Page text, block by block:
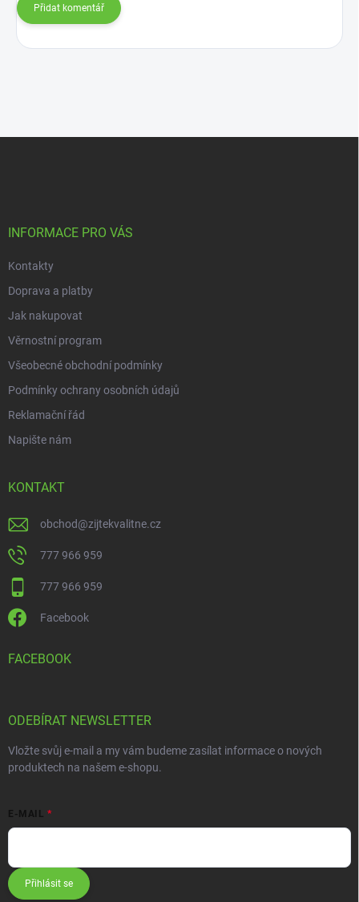
Přidat komentář
INFORMACE PRO VÁS
Kontakty
Doprava a platby
Jak nakupovat
Věrnostní program
Všeobecné obchodní podmínky
Podmínky ochrany osobních údajů
Reklamační řád
Napište nám
KONTAKT
obchod@zijtekvalitne.cz
777 966 959
777 966 959
Facebook
FACEBOOK
ODEBÍRAT NEWSLETTER
Vložte svůj e-mail a my vám budeme zasílat informace o nových
produktech na našem e-shopu.
E-MAIL
Přihlásit se